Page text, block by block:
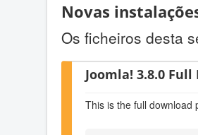
Novas
Os ficheiros desta
Joomla! 3.8.0
This is the full download